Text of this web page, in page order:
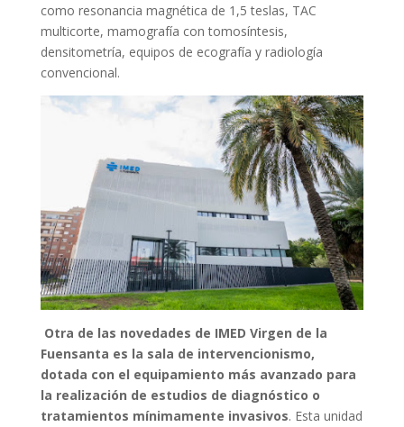
como resonancia magnética de 1,5 teslas, TAC
multicorte, mamografía con tomosíntesis,
densitometría, equipos de ecografía y radiología
convencional.
Otra de las novedades de IMED Virgen de la
Fuensanta es la sala de intervencionismo,
dotada con el equipamiento más avanzado para
la realización de estudios de diagnóstico o
tratamientos mínimamente invasivos. Esta unidad